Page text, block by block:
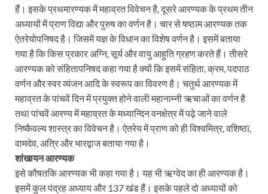
हैं। इसके प्रथमारण्यक में महाव्रत विवेचन है, दूसरे आरण्यक के प्रथम तीन
अध्यायों में प्राण विद्या और पुरुष का वर्णन है। चार से षष्ठïम आरण्यक तक
ऐतरेयोपनिषद है। जिसमें यज्ञ के विधान का विशेष वर्णन है। इसमें बताया
गया है कि किस प्रकार अग्नि, सूर्य और वायु आहुति ग्रहण करते हैं। तीसरे
आरण्यक को संहितापनिषद कहा गया है क्यों कि इसमें संहिता, क्रम, पदपाठ
वर्णन और स्वर व्यंजन आदि के स्वरूप का विवरण है। चतुर्थ आरण्यक में
महाव्रत के पांचवें दिन में प्रयुक्त होने वाली महानाम्नी ऋचाओं का वर्णन है
तथा पांचवें आरण्य में महाव्रत के मध्यान्दिन वनक्षेत्र में पढ़े जाने वाले
निष्कैवल्य शास्त्र का विवेचन है। ऐतरेय में प्राण को ही विश्वमित्र, वशिष्ठï,
वामदेव, अत्रि और भारद्वाज बताया गया है।
शांखायन आरण्यक
इसे कौषतकि आरण्यक भी कहा गया है। यह भी ऋग्वेद का ही आरण्यक है।
इसमें कुल पंद्रह अध्याय और 137 खंड हैं। इसके पहले दो अध्यायों को